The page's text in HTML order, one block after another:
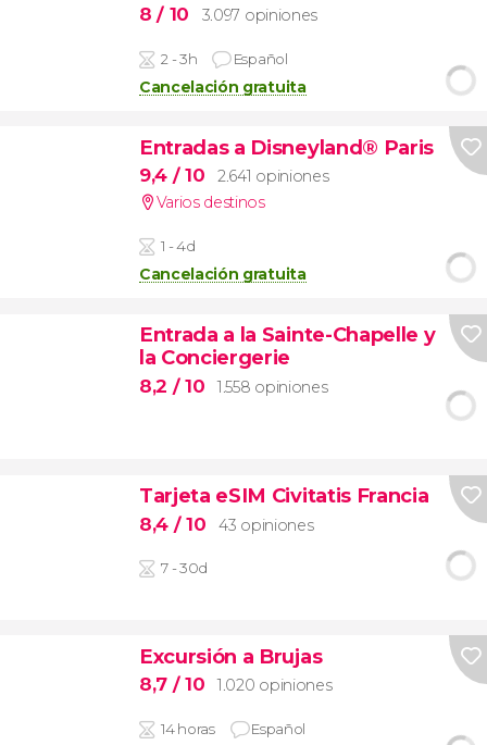
8/ 10 3.097 opiniones
2 - 3h Español
Cancelación gratuita
Entradas a Disneyland® Paris
9,4 / 10
2.641 opiniones
Varios destinos
1 - 4d
Cancelación gratuita
Entrada a la Sainte-Chapelle y
la Conciergerie
8,2 / 10 1.558 opiniones
Tarjeta eSIM Civitatis Francia
8,4 / 10 43 opiniones
7 - 30d
Excursión a Brujas
8,7 / 10 1.020 opiniones
14 horas Español